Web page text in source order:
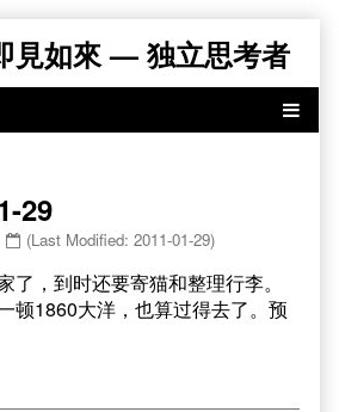
見如來 — 独立思考者
29
(Last Modified: 2011-01-29)
了，到时还要寄猫和整理行李。
顿1860大洋，也算过得去了。预